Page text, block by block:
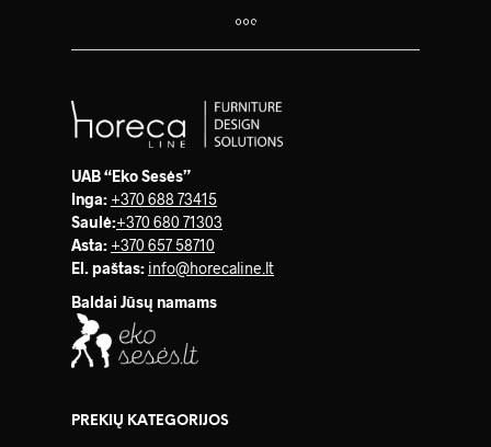
UAB “Eko Sesės”
Inga: +370 688 73415
Saulė:+370 680 71303
Asta: +370 657 58710
El. paštas: info@horecaline.lt
Baldai Jūsų namams
PREKIŲ KATEGORIJOS